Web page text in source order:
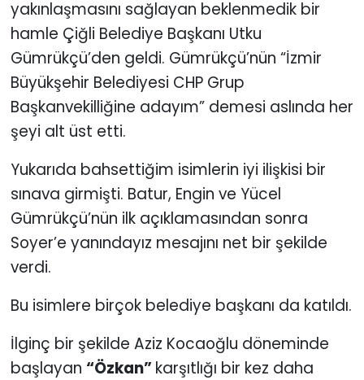
yakınlaşmasını sağlayan beklenmedik bir
hamle Çiğli Belediye Başkanı Utku
Gümrükçü’den geldi. Gümrükçü’nün “İzmir
Büyükşehir Belediyesi CHP Grup
Başkanvekilliğine adayım” demesi aslında her
şeyi alt üst etti.
Yukarıda bahsettiğim isimlerin iyi ilişkisi bir
sınava girmişti. Batur, Engin ve Yücel
Gümrükçü’nün ilk açıklamasından sonra
Soyer’e yanındayız mesajını net bir şekilde
verdi.
Bu isimlere birçok belediye başkanı da katıldı.
İlginç bir şekilde Aziz Kocaoğlu döneminde
başlayan “Özkan”karşıtlığı bir kez daha